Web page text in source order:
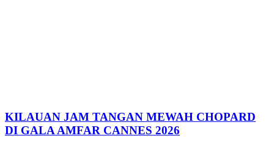
KILAUAN JAM TANGAN MEWAH CHOPARD
DI GALA AMFAR CANNES 2026